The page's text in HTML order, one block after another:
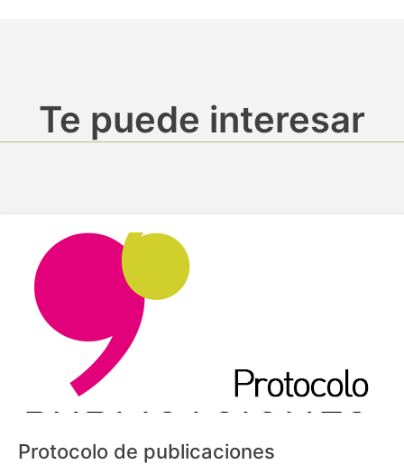
Te puede interesar
Protocolo de publicaciones